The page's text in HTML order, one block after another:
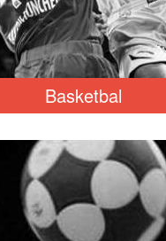
Basketbal